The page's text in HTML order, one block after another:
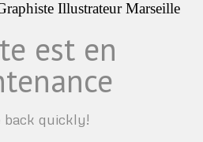
est en
back quickly!